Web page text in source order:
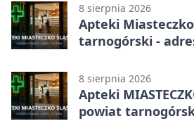
8 sierpnia 2026
Apteki
tarnogórski -
8 sierpnia 2026
Apteki
powiat